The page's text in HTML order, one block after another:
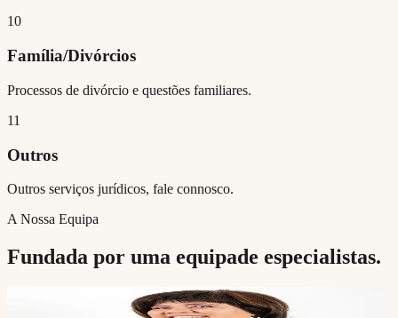
10
Família/Divórcios
Processos de divórcio e questões familiares.
11
Outros
Outros serviços jurídicos, fale connosco.
A Nossa Equipa
Fundada por uma equipade especialistas.